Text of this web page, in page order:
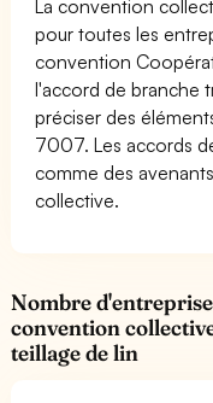
La convention
pour toutes les
convention
l'accord de branche
préciser des
7007. Les accords
comme des
collective.
Nombre
convention
teillage de lin